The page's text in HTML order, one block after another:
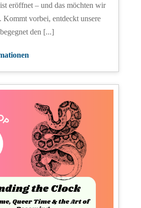
eröffnet – und das möchten wir
Kommt vorbei, entdeckt unsere
den [...]